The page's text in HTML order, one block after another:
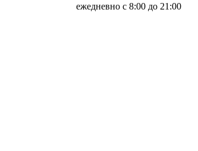
ежедневно с 8:00 до 21:00